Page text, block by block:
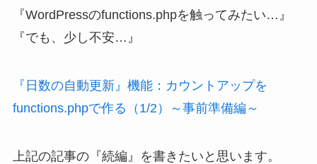
『WordPressのfunctions.phpを触ってみたい…』
『でも、少し不安…』
『日数の自動更新』機能：カウントアップを
functions.phpで作る（1/2）～事前準備編～
上記の記事の『続編』を書きたいと思います。